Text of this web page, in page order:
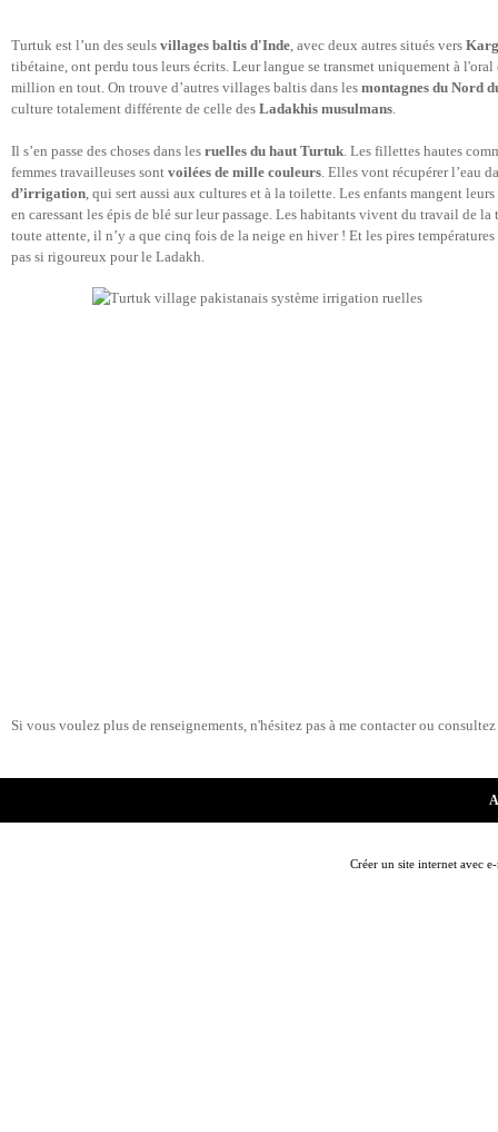
Turtuk est l’un des seuls villages baltis d'Inde, avec deux autres situés vers
tibétaine, ont perdu tous leurs écrits. Leur langue se transmet uniquement à l'oral
million en tout. On trouve d’autres villages baltis dans les montagnes du Nord
culture totalement différente de celle des Ladakhis musulmans.
Il s’en passe des choses dans les ruelles du haut Turtuk . Les fillettes hautes
femmes travailleuses sont voilées de mille couleurs . Elles vont récupérer l’eau
d’irrigation qui sert aussi aux cultures et à la toilette. Les enfants mangent
en caressant les épis de blé sur leur passage. Les habitants vivent du travail de la
toute attente, il n’y a que cinq fois de la neige en hiver ! Et les pires
pas si rigoureux pour le Ladakh.
Si vous voulez plus de renseignements, n'hésitez pas à me contacter ou
Créer un site internet avec